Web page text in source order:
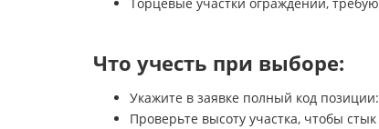
Торцевые участки ограждений,
Что учесть при выборе:
Укажите в заявке полный код
Проверьте высоту участка, чтобы